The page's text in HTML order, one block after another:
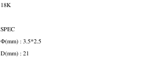
18K
SPEC
Φ(mm) : 3.5*2.5
D(mm) : 21